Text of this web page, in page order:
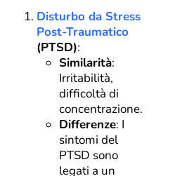
Disturbo da Stress
Post-Traumatico
(PTSD):
Similarità:
Irritabilità,
difficoltà di
concentrazione.
Differenze: I
sintomi del
PTSD sono
legati a un